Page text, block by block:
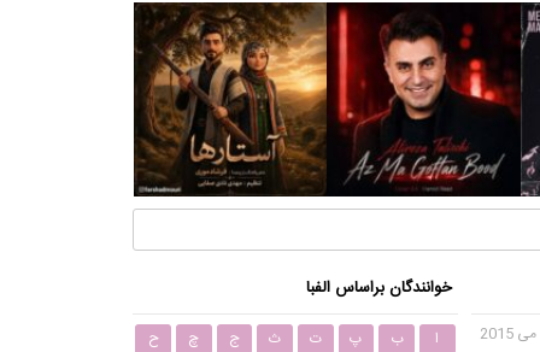
خوانندگان براساس الفبا
ا ب پ ت ث ج چ
ح